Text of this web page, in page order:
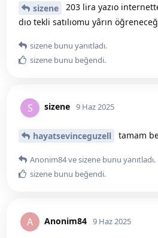
sizene
203 lira yazıo
dıo tekli satılıomu yârın
sizene bunu yanıtladı.
sizene bunu beğendi.
S sizene 9 Haz 2025
hayatsevinceguzell tamam
Anonim84vesizene bunu yanıtladı.
sizene bunu beğendi.
A Anonim84 9 Haz 2025